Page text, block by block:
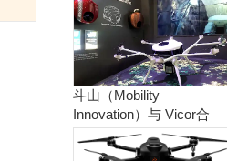
斗山（Mobility
Innovation）与 Vicor合
作。实现商用氢燃料电池
无人机